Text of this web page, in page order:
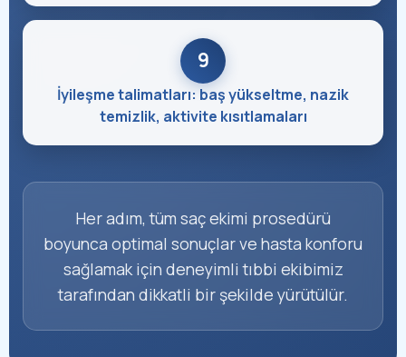
9
İyileşme talimatları: baş yükseltme, nazik
temizlik, aktivite kısıtlamaları
Her adım, tüm saç ekimi prosedürü
boyunca optimal sonuçlar ve hasta konforu
sağlamak için deneyimli tıbbi ekibimiz
tarafından dikkatli bir şekilde yürütülür.